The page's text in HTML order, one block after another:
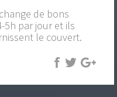
de bons
5h par jour et ils
le couvert.